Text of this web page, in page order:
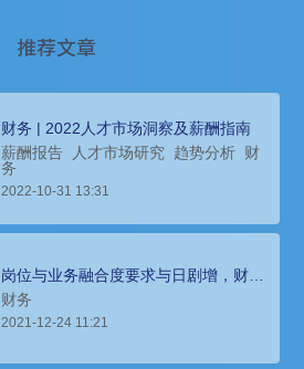
推荐文章
财务 | 2022人才市场洞察及薪酬指南
薪酬报告
人才市场研究 趋势分析 财
务
2022-10-31 13:31
岗位与业务融合度要求与日剧增，财务
领域人才薪酬报告分析
财务
2021-12-24 11:21